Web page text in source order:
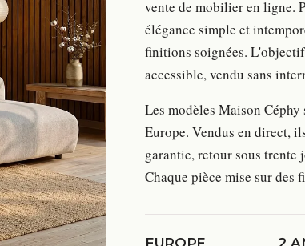
vente de mobilier en ligne.
élégance simple et
finitions soignées.
accessible, vendu sans
Les modèles Maison
Europe. Vendus en direct,
garantie, retour sous
Chaque pièce mise sur des